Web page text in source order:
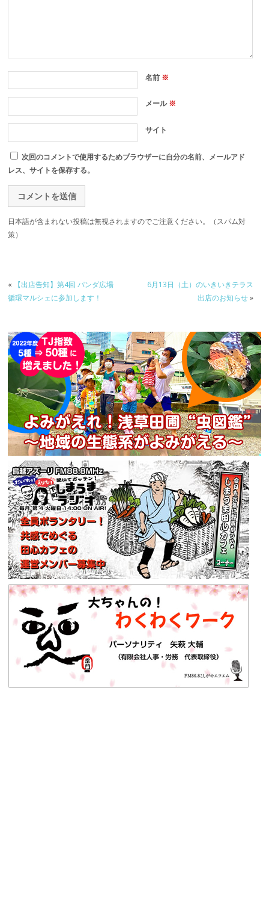
名前 ※
メール※
サイト
次回のコメントで使用するためブラウザーに自分の名前、メールアド
レス、サイトを保存する。
日本語が含まれない投稿は無視されますのでご注意ください。（スパム対
策）
«
【出店告知】第4回 パンダ広場
循環マルシェに参加します！
6月13日（土）のいきいきテラス
出店のお知らせ»